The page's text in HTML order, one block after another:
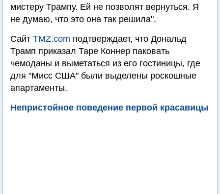
мистеру Трампу. Ей не позволят вернуться. Я
не думаю, что это она так решила".
Сайт TMZ.com подтверждает, что Дональд
Трамп приказал Таре Коннер паковать
чемоданы и выметаться из его гостиницы, где
для "Мисс США" были выделены роскошные
апартаменты.
Непристойное поведение первой красавицы